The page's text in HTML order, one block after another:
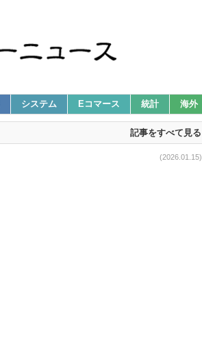
システム Eコマース 統計 海外
記事をすべて見る
(2026.01.15)